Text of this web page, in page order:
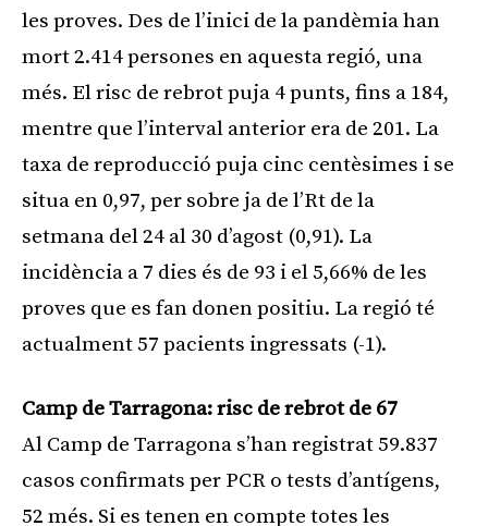
les proves. Des de l’inici de la pandèmia han
mort 2.414 persones en aquesta regió, una
més. El risc de rebrot puja 4 punts, fins a 184,
mentre que l’interval anterior era de 201. La
taxa de reproducció puja cinc centèsimes i se
situa en 0,97, per sobre ja de l’Rt de la
setmana del 24 al 30 d’agost (0,91). La
incidència a 7 dies és de 93 i el 5,66% de les
proves que es fan donen positiu. La regió té
actualment 57 pacients ingressats (-1).
Camp de Tarragona: risc de rebrot de 67
Al Camp de Tarragona s’han registrat 59.837
casos confirmats per PCR o tests d’antígens,
52 més. Si es tenen en compte totes les